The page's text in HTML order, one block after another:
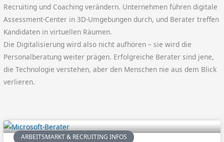
Recruiting und Coaching verändern. Unternehmen führen digitale
Assessment-Center in 3D-Umgebungen durch, und Berater treffen
Kandidaten in virtuellen Räumen.
Die Digitalisierung wird also nicht aufhören – sie wird die
Personalberatung weiter prägen. Erfolgreiche Berater sind jene,
die Technologie verstehen, aber den Menschen nie aus dem Blick
verlieren.
ARBEITSMARKT & RECRUITING INFOS